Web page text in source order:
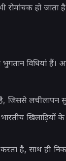
हो जाता
विधियां हैं।
जिससे लचीलापन
खिलाड़ियों
है, साथ ही